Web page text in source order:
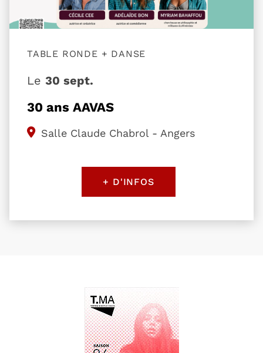
30 ans AAVAS
TABLE RONDE + DANSE
Le 30 sept.
Salle Claude Chabrol - Angers
+ D'INFOS